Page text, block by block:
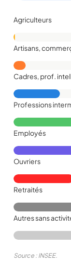
Agriculteurs
Artisans,
Cadres, prof.
Professions
Employés
Ouvriers
Retraités
Autres sans
Source : INSEE.